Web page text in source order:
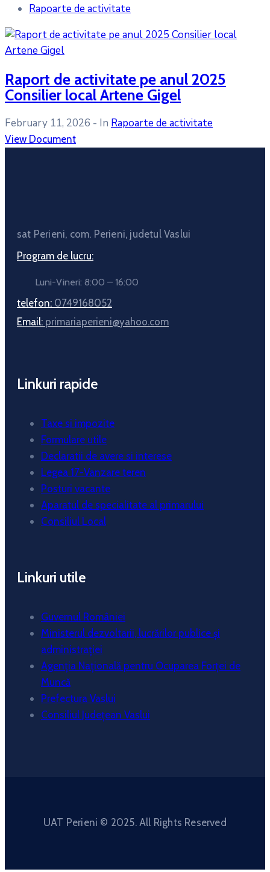
Rapoarte de activitate
Raport de activitate pe anul 2025
Consilier local Artene Gigel
February 11, 2026 - In Rapoarte de activitate
View Document
sat Perieni, com. Perieni, judetul Vaslui
Program de lucru:
Luni-Vineri: 8:00 – 16:00
telefon: 0749168052
Email: primariaperieni@yahoo.com
Linkuri rapide
Taxe si impozite
Formulare utile
Declaratii de avere si interese
Legea 17-Vanzare teren
Posturi vacante
Aparatul de specialitate al primarului
Consiliul Local
Linkuri utile
Guvernul României
Ministerul dezvoltarii, lucrărilor publice și
administrației
Agenția Națională pentru Ocuparea Forței de
Muncă
Prefectura Vaslui
Consiliul Județean Vaslui
UAT Perieni © 2025. All Rights Reserved